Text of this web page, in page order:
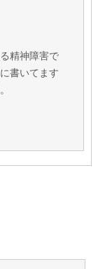
精神障害で
書いてます